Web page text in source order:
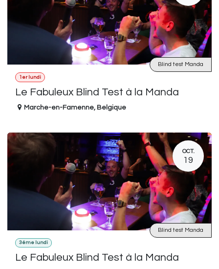
1er lundi
Le Fabuleux Blind Test à la Manda
Blind test Manda
Marche-en-Famenne, Belgique
OCT.
19
3éme lundi
Le Fabuleux Blind Test à la Manda
Blind test Manda